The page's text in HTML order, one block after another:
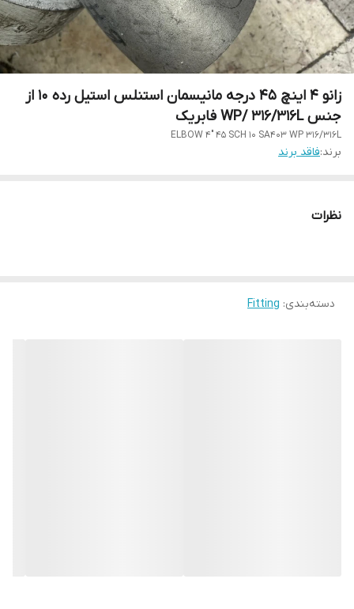
زانو 4 اینچ 45 درجه مانیسمان استنلس استیل رده 10 از
جنس WP/ 316/316L فابریک
ELBOW 4" 45 SCH 10 SA403 WP 316/316L
برند:فاقد برند
نظرات
دسته‌بندی:
Fitting